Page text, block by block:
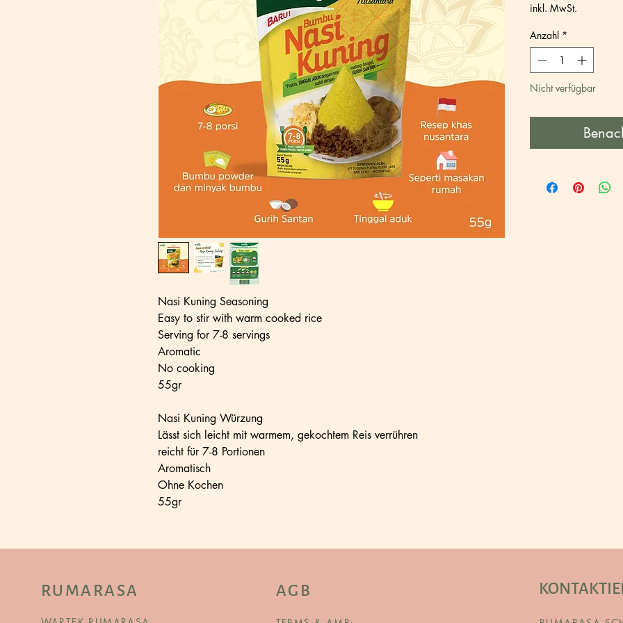
Nasi Kuning Seasoning
Easy to stir with warm cooked rice
Serving for 7-8 servings
Aromatic
No cooking
55gr
Nasi Kuning Würzung
Lässt sich leicht mit warmem, gekochtem Reis verrühren
reicht für 7-8 Portionen
Aromatisch
Ohne Kochen
55gr
pro
55
Gramm
inkl. MwSt.
Anzahl *
Nicht verfügbar
RUMARASA AGB